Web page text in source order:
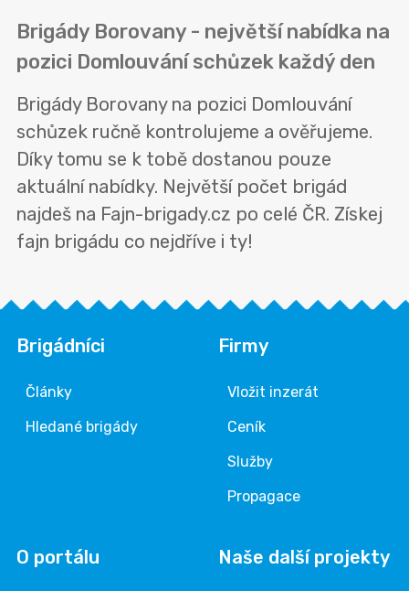
Brigády Borovany - největší nabídka na
pozici Domlouvání schůzek každý den
Brigády Borovany na pozici Domlouvání
schůzek ručně kontrolujeme a ověřujeme.
Díky tomu se k tobě dostanou pouze
aktuální nabídky. Největší počet brigád
najdeš na Fajn-brigady.cz po celé ČR. Získej
fajn brigádu co nejdříve i ty!
Brigádníci
Články
Hledané brigády
Firmy
Vložit inzerát
Ceník
Služby
Propagace
O portálu Naše další projekty